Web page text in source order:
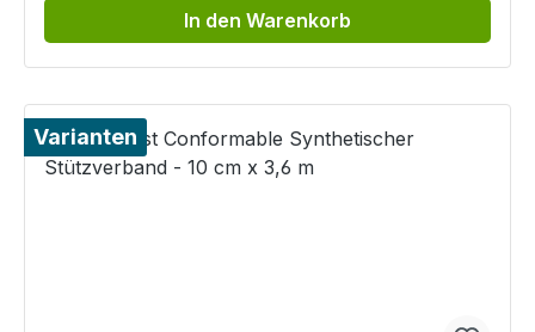
In den Warenkorb
Varianten